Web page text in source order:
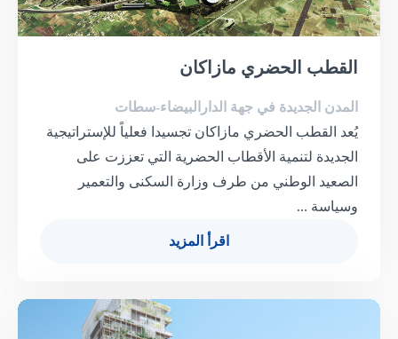
القطب الحضري مازاكان
المدن الجديدة في جهة الدارالبيضاء-سطات
يُعد القطب الحضري مازاكان تجسيدا فعلياً للإستراتيجية
الجديدة لتنمية الأقطاب الحضرية التي تعززت على
الصعيد الوطني من طرف وزارة السكنى والتعمير
وسياسة ...
اقرأ المزيد